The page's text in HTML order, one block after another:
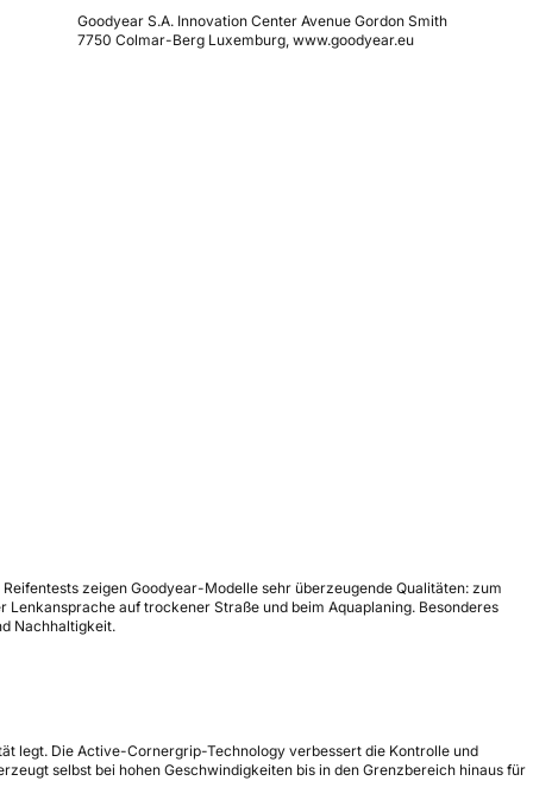
Goodyear S.A. Innovation Center Avenue Gordon Smith
7750 Colmar-Berg Luxemburg, www.goodyear.eu
zeigen Goodyear-Modelle sehr überzeugende Qualitäten: zum
auf trockener Straße und beim Aquaplaning. Besonderes
Nachhaltigkeit.
legt. Die Active-Cornergrip-Technology verbessert die Kontrolle und
selbst bei hohen Geschwindigkeiten bis in den Grenzbereich hinaus für